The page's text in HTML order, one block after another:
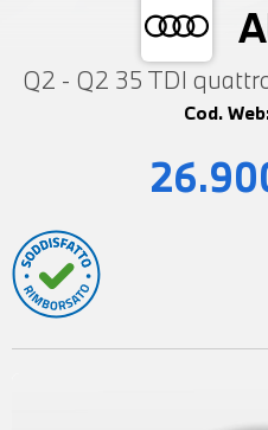
Q2 - Q2 35 TDI
Cod.